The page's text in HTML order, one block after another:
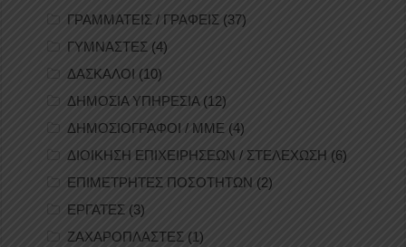
ΓΡΑΜΜΑΤΕΙΣ / ΓΡΑΦΕΙΣ (37)
ΓΥΜΝΑΣΤΕΣ (4)
ΔΑΣΚΑΛΟΙ (10)
ΔΗΜΟΣΙΑ ΥΠΗΡΕΣΙΑ(12)
ΔΗΜΟΣΙΟΓΡΑΦΟΙ / ΜΜΕ (4)
ΔΙΟΙΚΗΣΗ ΕΠΙΧΕΙΡΗΣΕΩΝ / ΣΤΕΛΕΧΩΣΗ (6)
ΕΠΙΜΕΤΡΗΤΕΣ ΠΟΣΟΤΗΤΩΝ (2)
ΕΡΓΑΤΕΣ (3)
ΖΑΧΑΡΟΠΛΑΣΤΕΣ (1)